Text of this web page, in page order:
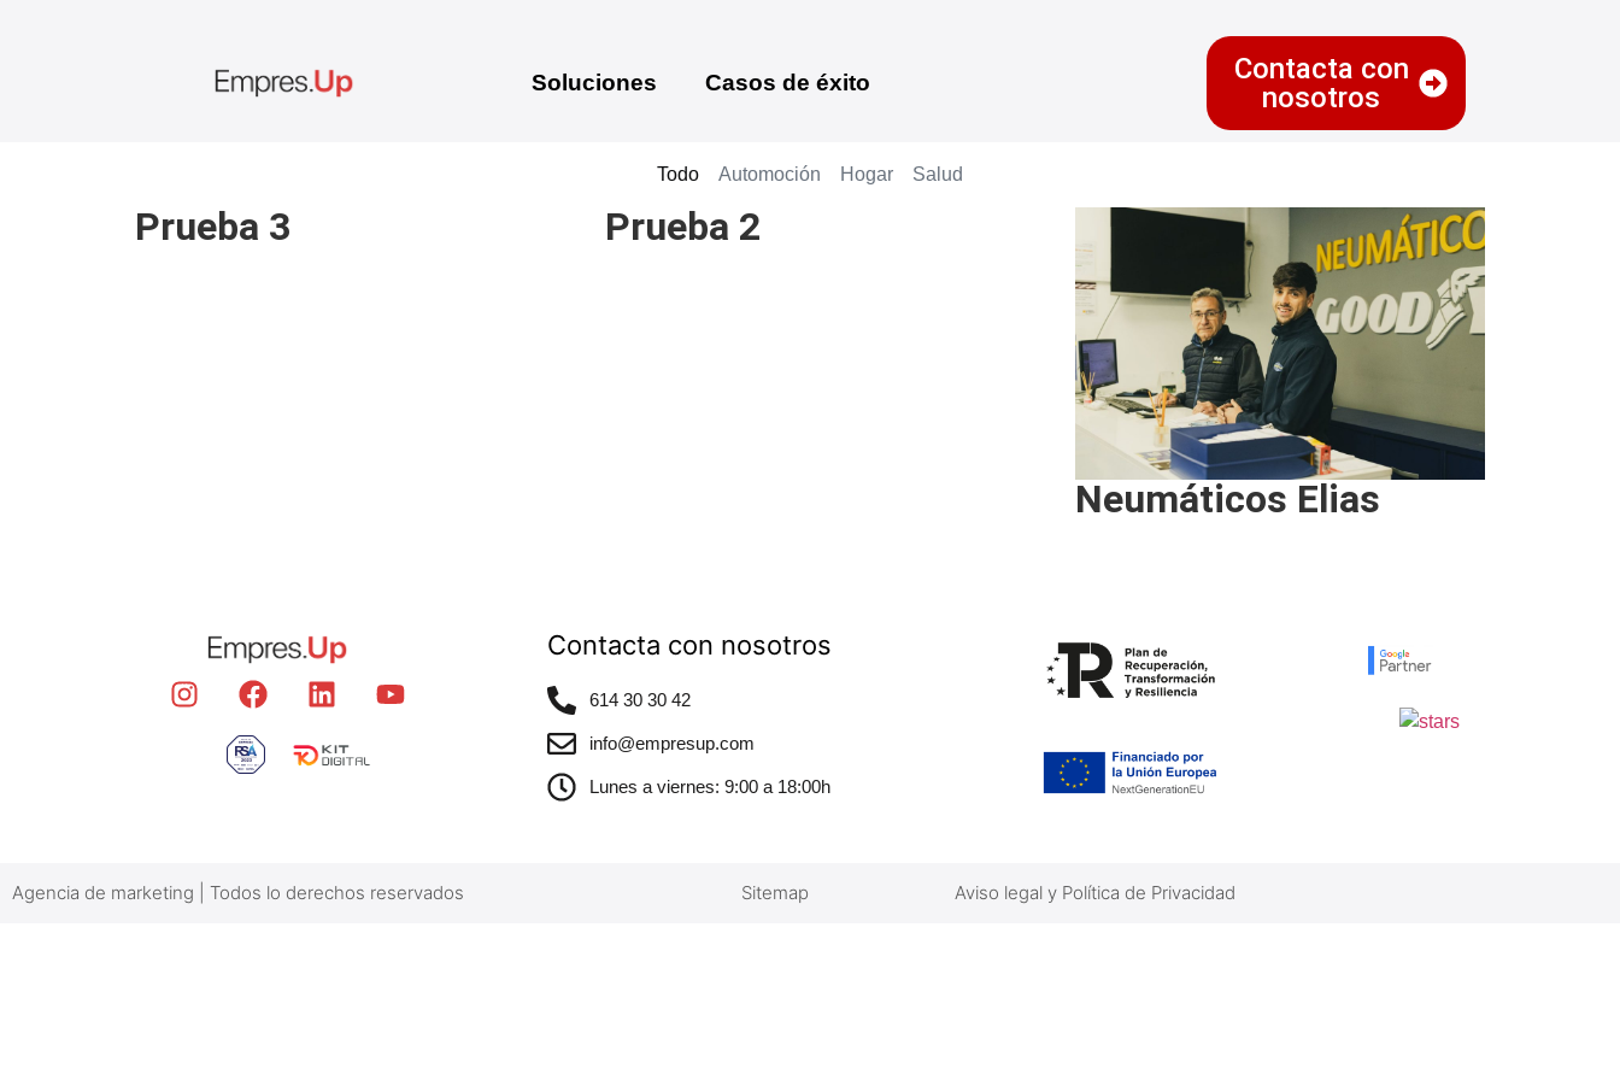
Soluciones Casos de éxito
Contacta con
nosotros
Automoción Hogar Salud
Todo
Prueba 3 Prueba 2
Neumáticos Elias
Contacta con nosotros
614 30 30 42
info@empresup.com
Lunes a viernes: 9:00 a 18:00h
Agencia de marketing | Todos lo derechos reservados Sitemap Aviso legal y Política de Privacidad